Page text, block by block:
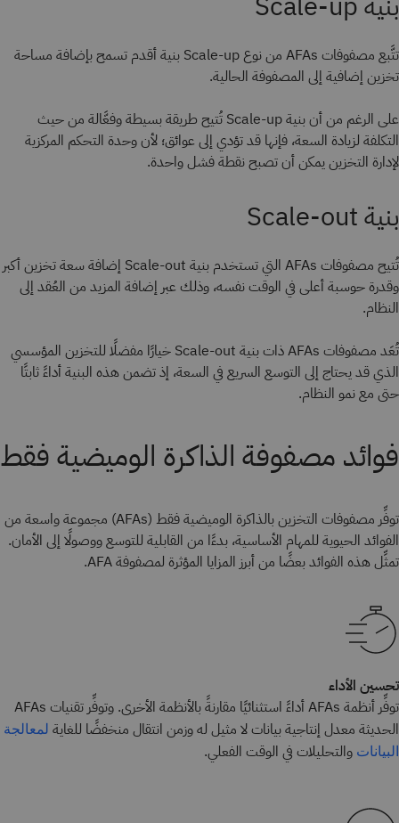
تتَّبع مصفوفات AFAs من نوع Scale-up بنية أقدم تسمح بإضافة مساحة
تخزين إضافية إلى المصفوفة الحالية.
على الرغم من أن بنية Scale-up تُتيح طريقة بسيطة وفعَّالة من حيث
التكلفة لزيادة السعة، فإنها قد تؤدي إلى عوائق؛ لأن وحدة التحكم المركزية
لإدارة التخزين يمكن أن تصبح نقطة فشل واحدة.
بنية Scale-out
تُتيح مصفوفات AFAs التي تستخدم بنية Scale-out إضافة سعة تخزين أكبر
وقدرة حوسبة أعلى في الوقت نفسه، وذلك عبر إضافة المزيد من العُقد إلى
النظام.
تُعَد مصفوفات AFAs ذات بنية Scale-out خيارًا مفضلًا للتخزين المؤسسي
الذي قد يحتاج إلى التوسع السريع في السعة، إذ تضمن هذه البنية أداءً ثابتًا
حتى مع نمو النظام.
فوائد مصفوفة الذاكرة الوميضية فقط
توفِّر مصفوفات التخزين بالذاكرة الوميضية فقط (AFAs) مجموعة واسعة من
الفوائد الحيوية للمهام الأساسية، بدءًا من القابلية للتوسع ووصولًا إلى الأمان.
تمثِّل هذه الفوائد بعضًا من أبرز المزايا المؤثرة لمصفوفة AFA.
تحسين الأداء
توفِّر أنظمة AFAs أداءً استثنائيًا مقارنةً بالأنظمة الأخرى. وتوفِّر تقنيات AFAs
الحديثة معدل إنتاجية بيانات لا مثيل له وزمن انتقال منخفضًا للغاية لمعالجة
البيانات والتحليلات في الوقت الفعلي.